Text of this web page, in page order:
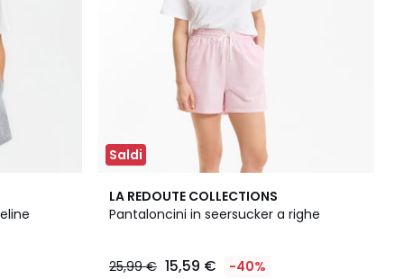
Saldi
LA REDOUTE COLLECTIONS
Pantaloncini in seersucker a righe
25,99 € 15,59 € -40%